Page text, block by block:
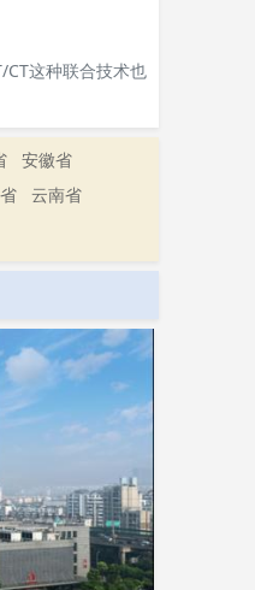
CT这种联合技术也
安徽省
云南省